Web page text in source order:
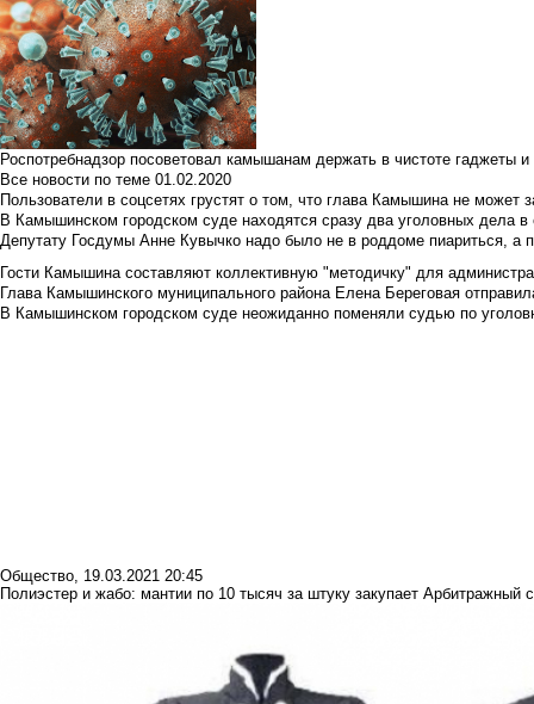
Роспотребнадзор посоветовал камышанам держать в чистоте гаджеты
Все новости по теме 01.02.2020
Пользователи в соцсетях грустят о том, что глава Камышина не может
В Камышинском городском суде находятся сразу два уголовных дела
Депутату Госдумы Анне Кувычко надо было не в роддоме пиариться, а
Гости Камышина составляют коллективную "методичку" для
Глава Камышинского муниципального района Елена Береговая
В Камышинском городском суде неожиданно поменяли судью по
Общество, 19.03.2021 20:45
Полиэстер и жабо: мантии по 10 тысяч за штуку закупает Арбитражный